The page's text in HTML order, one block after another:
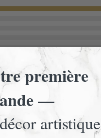
première
—
artistique